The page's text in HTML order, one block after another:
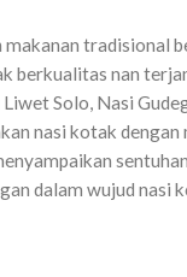
tradisional
berkualitas nan
Solo, Nasi
nasi kotak dengan
dalam wujud nasi